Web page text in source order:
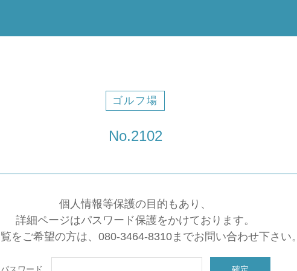
ゴルフ場
No.2102
個人情報等保護の目的もあり、
詳細ページはパスワード保護をかけております。
をご希望の方は、080-3464-8310までお問い合わせ下さい。